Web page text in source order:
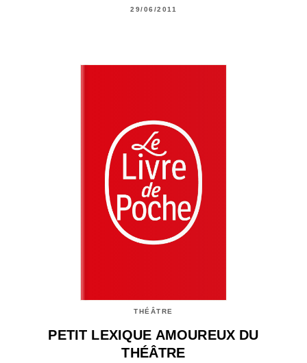
29/06/2011
THÉÂTRE
PETIT LEXIQUE AMOUREUX DU
THÉÂTRE